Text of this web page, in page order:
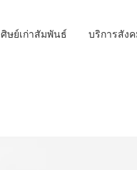
ศิษย์เก่าสัมพันธ์ บริการสัง